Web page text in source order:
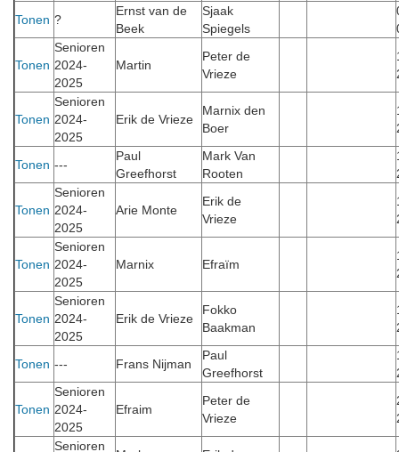
Tonen ?
Ernst van de
Beek
Sjaak
Spiegels
Tonen
Senioren
2024-
2025
Martin
Peter de
Vrieze
Tonen
Senioren
2024-
2025
Erik de Vrieze
Marnix den
Boer
Tonen ---
Paul
Greefhorst
Mark Van
Rooten
Tonen
Senioren
2024-
2025
Arie Monte
Erik de
Vrieze
Tonen
Senioren
2024-
2025
Marnix Efraïm
Tonen
Senioren
2024-
2025
Erik de Vrieze
Fokko
Baakman
Tonen --- Frans Nijman
Paul
Greefhorst
Tonen
Senioren
2024-
2025
Efraim
Peter de
Vrieze
Senioren